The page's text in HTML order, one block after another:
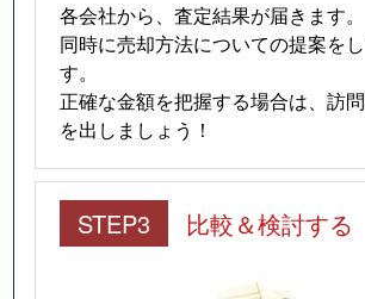
各会社から、査定結果が届きます。
同時に売却方法についての提案を
す。
正確な金額を把握する場合は、訪
を出しましょう！
STEP3 比較＆検討する